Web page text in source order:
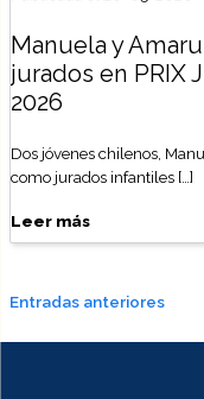
Manuela y
jurados en PRIX
2026
Dos jóvenes chilenos,
como jurados infantiles […]
Leer más
N
Entradas anteriores